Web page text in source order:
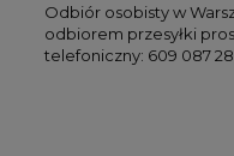
Odbiór osobisty w
odbiorem przesyłki
telefoniczny: 609 087